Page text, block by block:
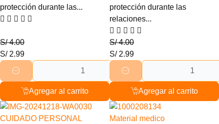
protección durante las...
S/4.00
S/2.99
Agregar al carrito
protección durante las
relaciones...
S/4.00
S/2.99
Agregar al carrito
25% Descuento
CUIDADO PERSONAL 17% Descuento
Material medico